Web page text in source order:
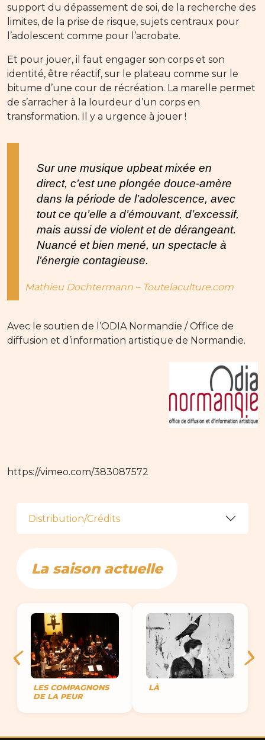
support du dépassement de soi, de la recherche des
limites, de la prise de risque, sujets centraux pour
l’adolescent comme pour l’acrobate.
Et pour jouer, il faut engager son corps et son
identité, être réactif, sur le plateau comme sur le
bitume d’une cour de récréation. La marelle permet
de s’arracher à la lourdeur d’un corps en
transformation. Il y a urgence à jouer !
Sur une musique upbeat mixée en
direct, c’est une plongée douce-amère
dans la période de l’adolescence, avec
tout ce qu’elle a d’émouvant, d’excessif,
mais aussi de violent et de dérangeant.
Nuancé et bien mené, un spectacle à
l’énergie contagieuse.
Mathieu Dochtermann – Toutelaculture.com
Avec le soutien de l’ODIA Normandie / Office de
diffusion et d’information artistique de Normandie.
https://vimeo.com/383087572
Distribution/Crédits
La saison actuelle
LES COMPAGNONS
DE LA PEUR
LÀ